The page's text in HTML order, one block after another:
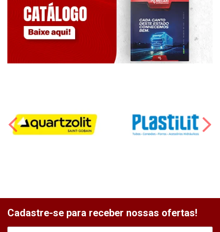
Cadastre-se para receber nossas ofertas!